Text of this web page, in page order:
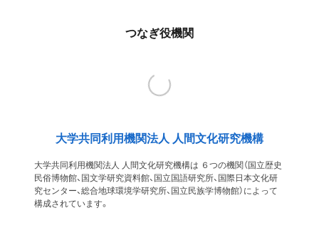
つなぎ役機関
大学共同利用機関法人 人間文化研究機構
大学共同利用機関法人 人間文化研究機構は ６つの機関（国立歴史
民俗博物館、国文学研究資料館、国立国語研究所、国際日本文化研
究センター、総合地球環境学研究所、国立民族学博物館）によって
構成されています。